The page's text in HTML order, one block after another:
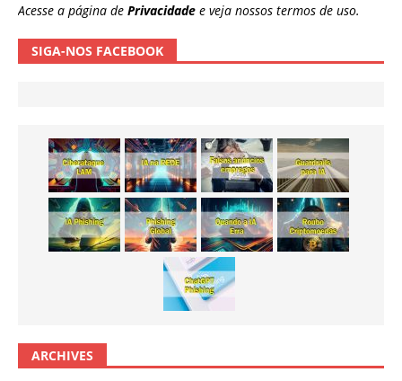
Acesse a página de Privacidade e veja nossos termos de uso.
SIGA-NOS FACEBOOK
ARCHIVES